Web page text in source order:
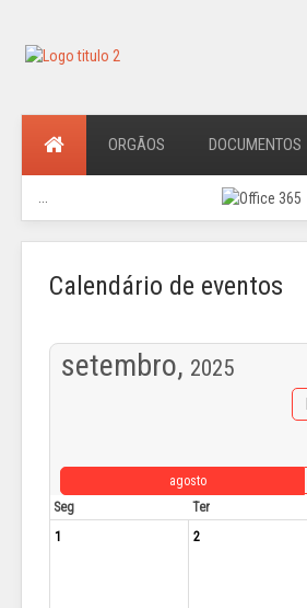
ORGÃOS DOCUMENTOS
Calendário de eventos
setembro, 2025
agosto
Seg Ter
1
2